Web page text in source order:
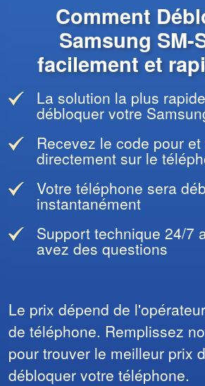
Comment
Samsung SM-
facilement et
La solution la plus
débloquer votre
Recevez le code pour
directement sur le
Votre téléphone sera
instantanément
Support technique 24/7
avez des questions
Le prix dépend de
de téléphone. Remplissez
pour trouver le meilleur prix
débloquer votre téléphone.